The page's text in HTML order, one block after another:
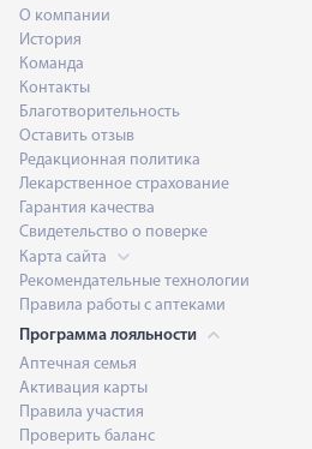
О компании
История
Команда
Контакты
Благотворительность
Оставить отзыв
Редакционная политика
Лекарственное страхование
Гарантия качества
Свидетельство о поверке
Карта сайта
Рекомендательные технологии
Правила работы с аптеками
Программа лояльности
Аптечная семья
Активация карты
Правила участия
Проверить баланс